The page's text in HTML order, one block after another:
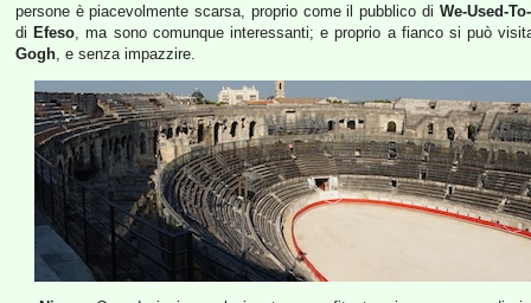
persone è piacevolmente scarsa, proprio come il pubblico di We-Used-
di Efeso, ma sono comunque interessanti; e proprio a fianco si può
Gogh, e senza impazzire.